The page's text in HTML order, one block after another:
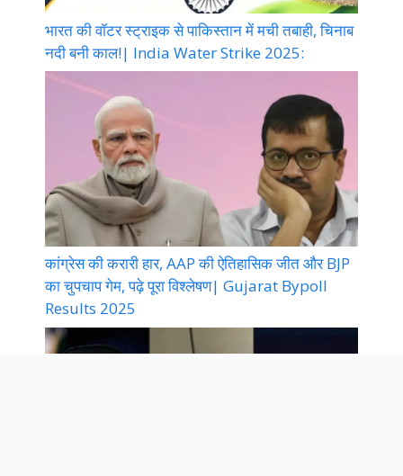
भारत की वॉटर स्ट्राइक से पाकिस्तान में मची तबाही, चिनाब
नदी बनी काल!| India Water Strike 2025:
कांग्रेस की करारी हार, AAP की ऐतिहासिक जीत और BJP
का चुपचाप गेम, पढ़े पूरा विश्लेषण| Gujarat Bypoll
Results 2025